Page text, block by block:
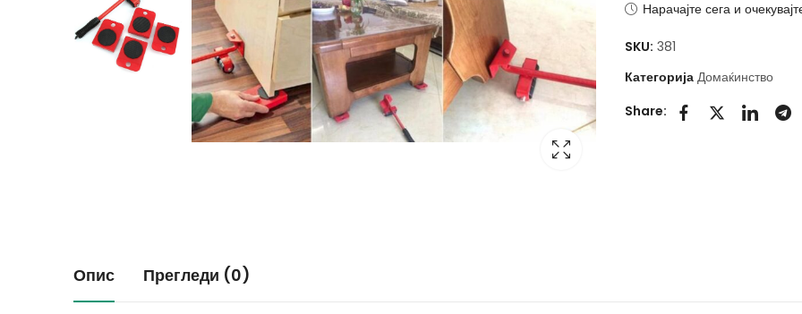
Нарачајте сега и
SKU: 381
Категорија Домаќинство
Share:
Опис Прегледи (0)